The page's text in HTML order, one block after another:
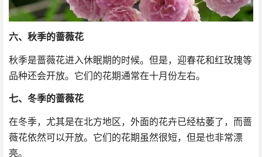
六、秋季的蔷薇花
秋季是蔷薇花进入休眠期的时候。但是，迎春花和红玫瑰等
品种还会开放。它们的花期通常在十月份左右。
七、冬季的蔷薇花
在冬季，尤其是在北方地区，外面的花卉已经枯萎了，而蔷
薇花依然可以开放。它们的花期虽然很短，但是也非常漂
亮。